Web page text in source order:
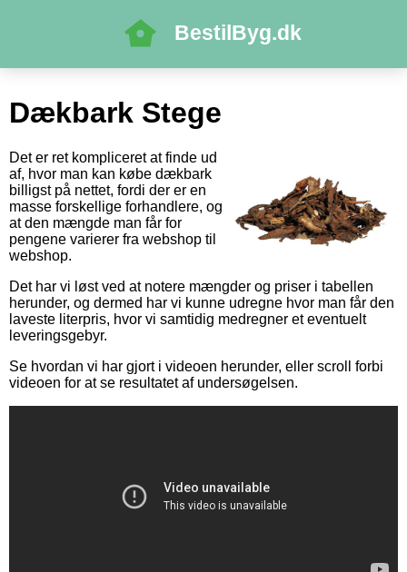
BestilByg.dk
Dækbark Stege
Det er ret kompliceret at finde ud
af, hvor man kan købe dækbark
billigst på nettet, fordi der er en
masse forskellige forhandlere, og
at den mængde man får for
pengene varierer fra webshop til
webshop.
Det har vi løst ved at notere mængder og priser i tabellen
herunder, og dermed har vi kunne udregne hvor man får den
laveste literpris, hvor vi samtidig medregner et eventuelt
leveringsgebyr.
Se hvordan vi har gjort i videoen herunder, eller scroll forbi
videoen for at se resultatet af undersøgelsen.